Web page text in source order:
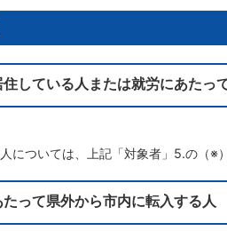
している人または就労にあたっ
については、上記「対象者」5.の（※
って県外から市内に転入する人